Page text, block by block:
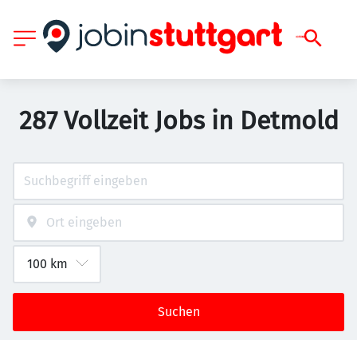
287 Vollzeit Jobs in Detmold
Suchen